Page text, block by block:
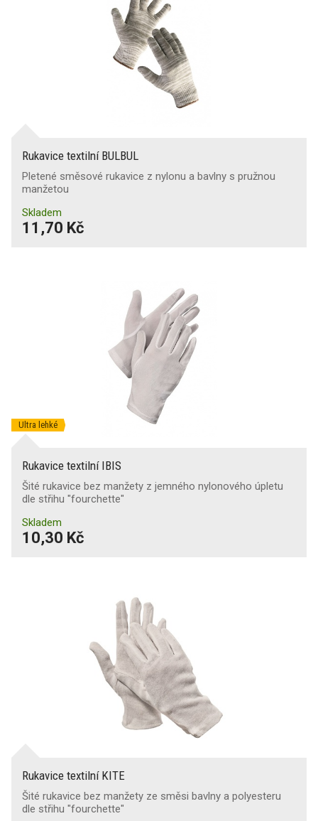
Rukavice textilní BULBUL
Pletené směsové rukavice z nylonu a bavlny s pružnou
manžetou
Skladem
11,70 Kč
Ultra lehké
Rukavice textilní IBIS
Šité rukavice bez manžety z jemného nylonového úpletu
dle střihu "fourchette"
Skladem
10,30 Kč
Rukavice textilní KITE
Šité rukavice bez manžety ze směsi bavlny a polyesteru
dle střihu "fourchette"